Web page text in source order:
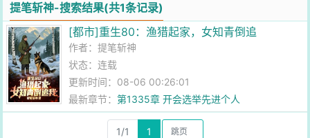
提笔斩神-搜索结果(共1条记录)
[都市]重生80：渔猎起家，女知青倒追
作者：提笔斩神
状态：连载
更新时间：08-06 00:26:01
最新章节：第1335章 开会选举先进个人
1/1 1